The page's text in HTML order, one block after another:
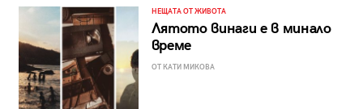
НЕЩАТА ОТ ЖИВОТА
Лятото винаги е в минало
време
ОТ КАТИ МИКОВА